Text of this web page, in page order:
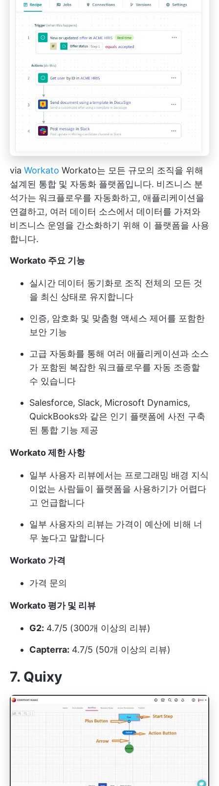
via Workato Workato는 모든 규모의 조직을 위해
설계된 통합 및 자동화 플랫폼입니다. 비즈니스 분
석가는 워크플로우를 자동화하고, 애플리케이션을
연결하고, 여러 데이터 소스에서 데이터를 가져와
비즈니스 운영을 간소화하기 위해 이 플랫폼을 사용
합니다.
Workato 주요 기능
실시간 데이터 동기화로 조직 전체의 모든 것
을 최신 상태로 유지합니다
인증, 암호화 및 맞춤형 액세스 제어를 포함한
보안 기능
고급 자동화를 통해 여러 애플리케이션과 소스
가 포함된 복잡한 워크플로우를 자동 조종할
수 있습니다
Salesforce, Slack, Microsoft Dynamics,
QuickBooks와 같은 인기 플랫폼에 사전 구축
된 통합 기능 제공
Workato 제한 사항
일부 사용자 리뷰에서는 프로그래밍 배경 지식
이없는 사람들이 플랫폼을 사용하기가 어렵다
고 언급합니다
일부 사용자의 리뷰는 가격이 예산에 비해 너
무 높다고 말합니다
Workato 가격
가격 문의
Workato 평가 및 리뷰
G2: 4.7/5 (300개 이상의 리뷰)
Capterra: 4.7/5 (50개 이상의 리뷰)
7. Quixy